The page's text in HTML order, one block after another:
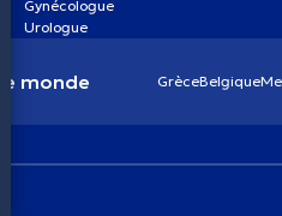
Gynécologue
Urologue
monde GrèceBelgique